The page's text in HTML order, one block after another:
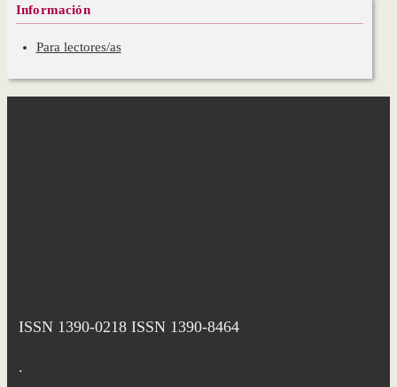
Información
Para lectores/as
ISSN 1390-0218 ISSN 1390-8464
.